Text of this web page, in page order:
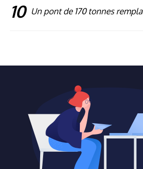
10 Un pont de 170 tonnes